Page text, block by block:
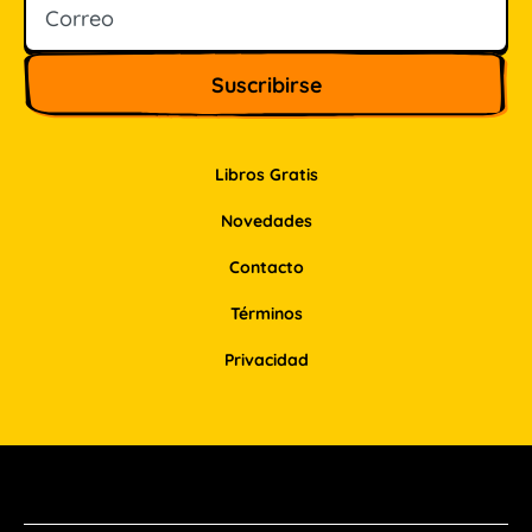
Libros Gratis
Novedades
Contacto
Términos
Privacidad